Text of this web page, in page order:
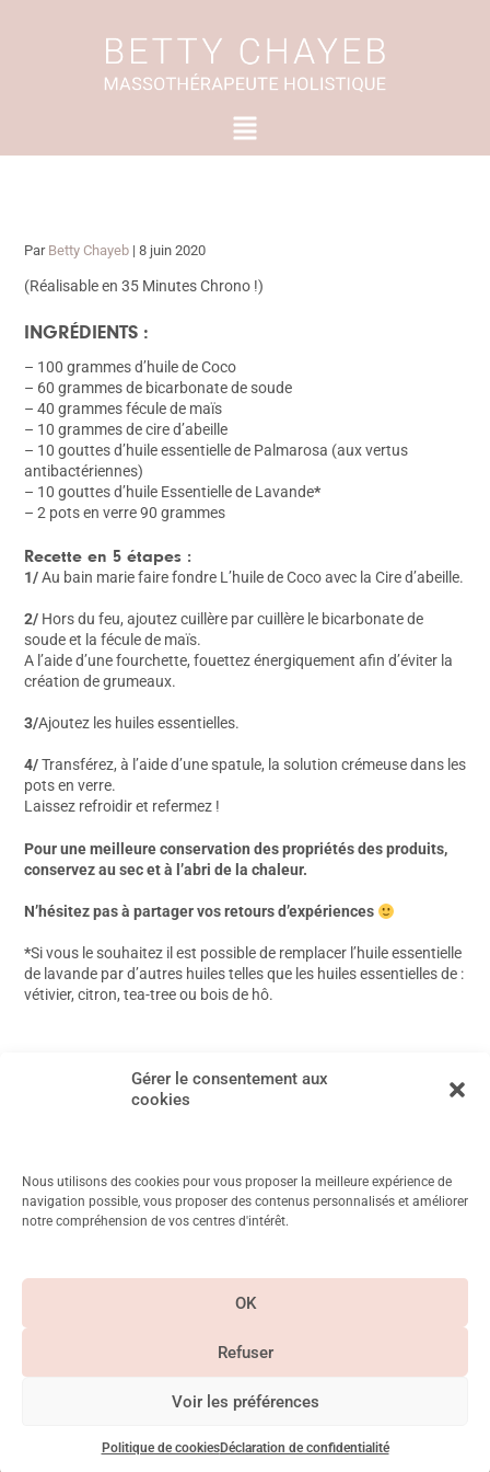
Gérer le consentement aux
cookies
Nous utilisons des cookies pour vous proposer la meilleure expérience de
navigation possible, vous proposer des contenus personnalisés et améliorer
notre compréhension de vos centres d'intérêt.
OK
Refuser
Voir les préférences
Politique de cookiesDéclaration de confidentialité
Menu
Par Betty Chayeb | 8 juin 2020
(Réalisable en 35 Minutes Chrono !)
INGRÉDIENTS :
– 100 grammes d’huile de Coco
– 60 grammes de bicarbonate de soude
– 40 grammes fécule de maïs
– 10 grammes de cire d’abeille
– 10 gouttes d’huile essentielle de Palmarosa (aux vertus
antibactériennes)
– 10 gouttes d’huile Essentielle de Lavande*
– 2 pots en verre 90 grammes
Recette en 5 étapes :
1/Au bain marie faire fondre L’huile de Coco avec la Cire d’abeille.
2/ Hors du feu, ajoutez cuillère par cuillère le bicarbonate de
soude et la fécule de maïs.
A l’aide d’une fourchette, fouettez énergiquement afin d’éviter la
création de grumeaux.
3/Ajoutez les huiles essentielles.
4/Transférez, à l’aide d’une spatule, la solution crémeuse dans les
pots en verre.
Laissez refroidir et refermez !
Pour une meilleure conservation des propriétés des produits,
conservez au sec et à l’abri de la chaleur.
N’hésitez pas à partager vos retours d’expériences
*Si vous le souhaitez il est possible de remplacer l’huile essentielle
de lavande par d’autres huiles telles que les huiles essentielles de :
vétivier, citron, tea-tree ou bois de hô.
Métro Duroc, Vanneau, Saint Placide
sécurisé
Suivez-nous sur
Instagram
Site réalisé parLa Crème Communication